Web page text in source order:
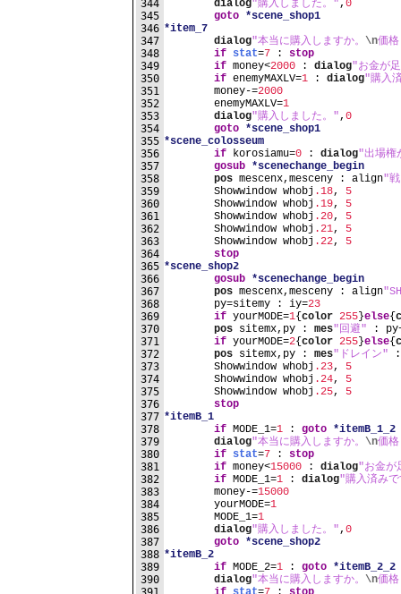
344
345
346
347
348
349
350
351
352
353
354
355
356
357
358
359
360
361
362
363
364
365
366
367
368
369
370
371
372
373
374
375
376
377
378
379
380
381
382
383
384
385
386
387
388
389
390
dialog"購入しました。", 0
goto *scene_shop1
*item_7
dialog"本当に購入しますか。 \n価
if stat=7 : stop
if money<2000 : dialog"お金が
if enemyMAXLV=1 : dialog"購入
	money-=
2000
	enemyMAXLV=
1
dialog"購入しました。", 0
goto *scene_shop1
*scene_colosseum
if korosiamu=0 : dialog"出場権
gosub *scenechange_begin
pos mescenx,mesceny : align"戦
	Showwindow whobj
.18, 5
	Showwindow whobj
.19, 5
	Showwindow whobj
.20, 5
	Showwindow whobj
.21, 5
	Showwindow whobj
.22, 5
stop
*scene_shop2
gosub *scenechange_begin
pos mescenx,mesceny : align
	py=sitemy : iy=
23
if yourMODE=1{ color 255 }else{
pos sitemx,py : mes"回避" :
if yourMODE=2{ color 255 }else{
pos sitemx,py : mes"ドレイン" :
	Showwindow whobj
.23, 5
	Showwindow whobj
.24, 5
	Showwindow whobj
.25, 5
stop
*itemB_1
if MODE_1=1 : goto *itemB_1_2
dialog"本当に購入しますか。 \n価
if stat=7 : stop
if money<15000 : dialog"お金が
if MODE_1=1 : dialog"購入済み
	money-=
15000
	yourMODE=
1
	MODE_1=
1
dialog"購入しました。", 0
goto *scene_shop2
*itemB_2
if MODE_2=1 : goto *itemB_2_2
dialog"本当に購入しますか。 \n価